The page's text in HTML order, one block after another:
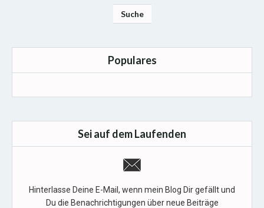
Populares
Sei auf dem Laufenden
Hinterlasse Deine E-Mail, wenn mein Blog Dir gefällt und
Du die Benachrichtigungen über neue Beiträge